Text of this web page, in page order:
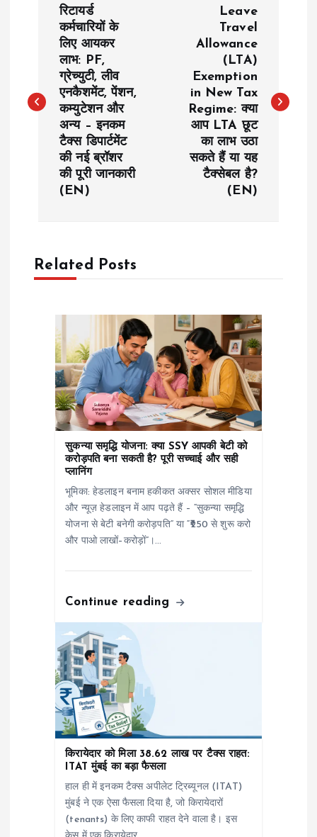
t
g
रिटायर्ड
कर्मचारियों के
लिए आयकर
लाभ: PF,
ग्रेच्युटी, लीव
एनकैशमेंट, पेंशन,
कम्युटेशन और
अन्य – इनकम
टैक्स डिपार्टमेंट
की नई ब्रॉशर
की पूरी जानकारी
(EN)
Leave
Travel
Allowance
(LTA)
Exemption
in New Tax
Regime: क्या
आप LTA छूट
का लाभ उठा
सकते हैं या यह
टैक्सेबल है?
(EN)
Related Posts
सुकन्या समृद्धि योजना: क्या SSY आपकी बेटी को
करोड़पति बना सकती है? पूरी सच्चाई और सही
प्लानिंग
भूमिका: हेडलाइन बनाम हकीकत अक्सर सोशल मीडिया
और न्यूज़ हेडलाइन में आप पढ़ते हैं – “सुकन्या समृद्धि
योजना से बेटी बनेगी करोड़पति” या “₹250 से शुरू करो
और पाओ लाखों–करोड़ों”।…
Continue reading
किरायेदार को मिला ₹38.62 लाख पर टैक्स राहत:
ITAT मुंबई का बड़ा फैसला
हाल ही में इनकम टैक्स अपीलेट ट्रिब्यूनल (ITAT)
मुंबई ने एक ऐसा फैसला दिया है, जो किरायेदारों
(tenants) के लिए काफी राहत देने वाला है। इस